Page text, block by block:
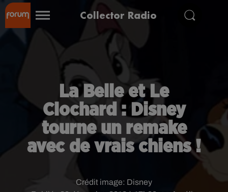
Collector Radio
La Belle et Le
Clochard : Disney
tourne un remake
avec de vrais chiens !
Crédit image: Disney